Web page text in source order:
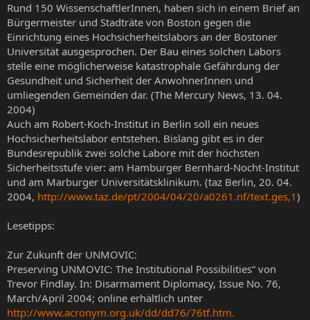
Rund 150 WissenschaftlerInnen, haben sich in einem Brief an
Bürgermeister und Stadträte von Boston gegen die
Einrichtung eines Hochsicherheitslabors an der Bostoner
Universität ausgesprochen. Der Bau eines solchen Labors
stelle eine möglicherweise katastrophale Gefährdung der
Gesundheit und Sicherheit der AnwohnerInnen und
umliegenden Gemeinden dar. (The Mercury News, 13. 04.
2004)
Auch am Robert-Koch-Institut in Berlin soll ein neues
Hochsicherheitslabor entstehen. Bislang gibt es in der
Bundesrepublik zwei solche Labore mit der höchsten
Sicherheitsstufe vier: am Hamburger Bernhard-Nocht-Institut
und am Marburger Universitätsklinikum. (taz Berlin, 20. 04.
2004, http://www.taz.de/pt/2004/04/20/a0261.nf/text.ges,1)
Lesetipps:
Zur Zukunft der UNMOVIC:
Preserving UNMOVIC: The Institutional Possibilities“ von
Trevor Findlay. In: Disarmament Diplomacy, Issue No. 76,
March/April 2004; online erhältlich unter
http://www.acronym.org.uk/dd/dd76/76tf.htm.